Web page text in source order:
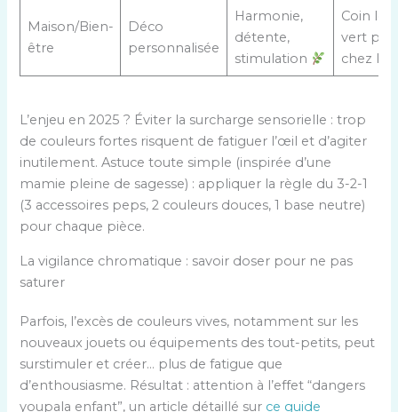
Maison/Bien-
être
Déco
personnalisée
Harmonie,
détente,
stimulation
Coin
vert
chez les
L’enjeu en 2025 ? Éviter la surcharge sensorielle : trop
de couleurs fortes risquent de fatiguer l’œil et d’agiter
inutilement. Astuce toute simple (inspirée d’une
mamie pleine de sagesse) : appliquer la règle du 3-2-1
(3 accessoires peps, 2 couleurs douces, 1 base neutre)
pour chaque pièce.
La vigilance chromatique : savoir doser pour ne pas
saturer
Parfois, l’excès de couleurs vives, notamment sur les
nouveaux jouets ou équipements des tout-petits, peut
surstimuler et créer… plus de fatigue que
d’enthousiasme. Résultat : attention à l’effet “dangers
youpala enfant”, un article détaillé sur ce guide